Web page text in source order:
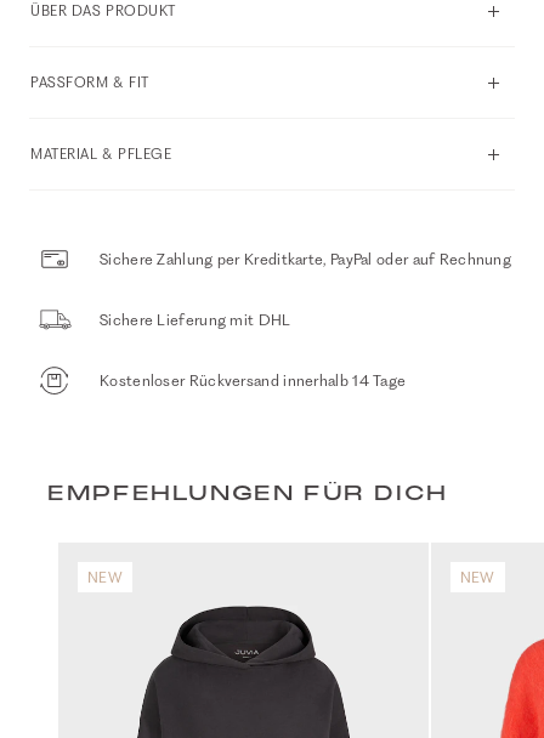
ÜBER DAS PRODUKT
PASSFORM & FIT
MATERIAL & PFLEGE
Sichere Zahlung per Kreditkarte, PayPal oder auf Rechnung
Sichere Lieferung mit DHL
Kostenloser Rückversand innerhalb 14 Tage
EMPFEHLUNGEN FÜR DICH
NEW NEW